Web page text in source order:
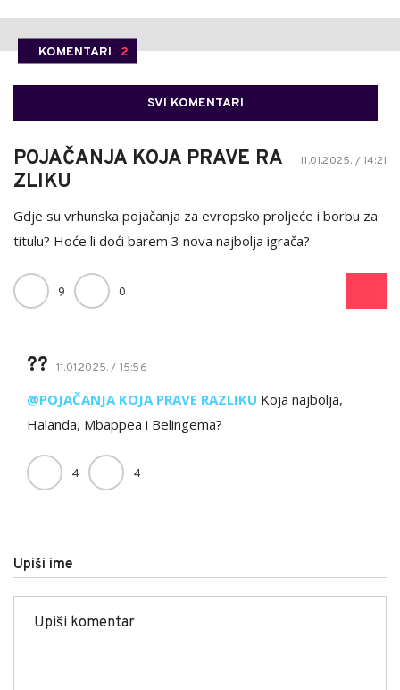
KOMENTARI 2
SVI KOMENTARI
POJAČANJA KOJA PRAVE RA
ZLIKU
11.01.2025. / 14:21
Gdje su vrhunska pojačanja za evropsko proljeće i borbu za
titulu? Hoće li doći barem 3 nova najbolja igrača?
9 0
?? 11.01.2025. / 15:56
@POJAČANJA KOJA PRAVE RAZLIKU Koja najbolja,
Halanda, Mbappea i Belingema?
4 4
Upiši ime